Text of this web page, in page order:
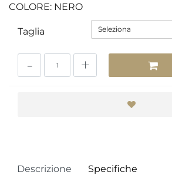
COLORE: NERO
Taglia Seleziona
Descrizione Specifiche